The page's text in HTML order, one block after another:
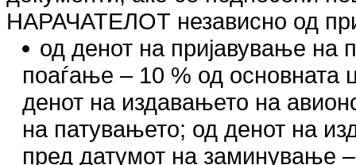
НАРАЧАТЕЛОТ независно од
од денот на пријавување на
поаѓање – 10 % од основната
денот на издавањето на
на патувањето; од денот на
пред датумот на заминување